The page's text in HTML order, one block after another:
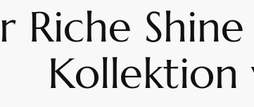
Riche
Kollektion